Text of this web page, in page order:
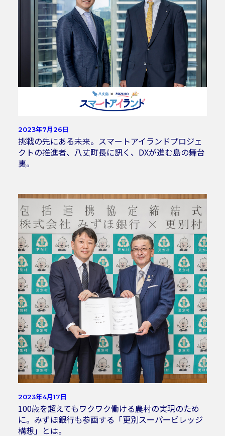
2023年7月26日
挑戦の先にある未来。スマートアイランドプロジェ
クトの推進者、八丈町長に訊く、DXが進む島の舞台
裏。
2023年4月17日
100歳を超えてもワクワク働ける農村の実現のため
に。みずほ銀行も参画する「更別スーパービレッジ
構想」とは。